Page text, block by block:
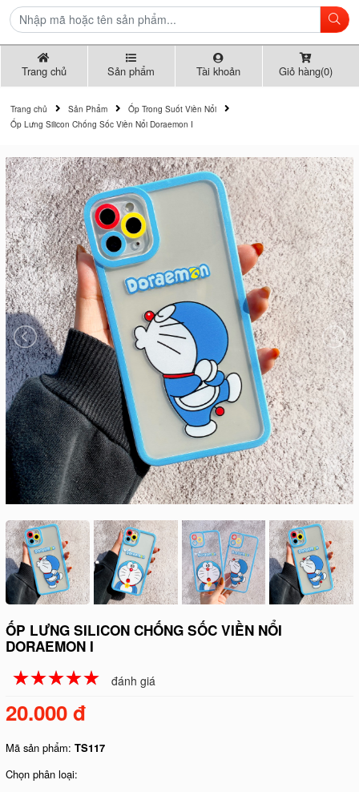
Trang chủ Sản phẩm Tài khoản Giỏ hàng(0)
Trang chủ Sản Phẩm
Ốp Trong Suốt Viền Nổi
Ốp Lưng Silicon Chống Sốc Viền Nổi Doraemon I
ỐP LƯNG SILICON CHỐNG SỐC VIỀN NỔI
DORAEMON I
☆☆☆☆☆
★★★★★ đánh giá
20.000 đ
Mã sản phẩm:TS117
Chọn phân loại: